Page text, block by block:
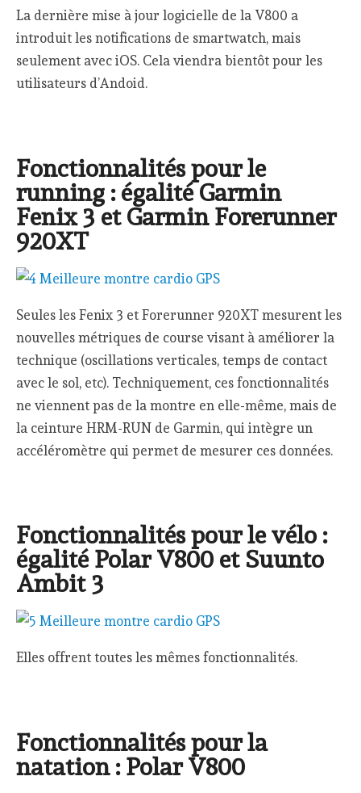
La dernière mise à jour logicielle de la V800 a
introduit les notifications de smartwatch, mais
seulement avec iOS. Cela viendra bientôt pour les
utilisateurs d’Andoid.
Fonctionnalités pour le
running : égalité Garmin
Fenix 3 et Garmin Forerunner
920XT
Seules les Fenix 3 et Forerunner 920XT mesurent les
nouvelles métriques de course visant à améliorer la
technique (oscillations verticales, temps de contact
avec le sol, etc). Techniquement, ces fonctionnalités
ne viennent pas de la montre en elle-même, mais de
la ceinture HRM-RUN de Garmin, qui intègre un
accéléromètre qui permet de mesurer ces données.
Fonctionnalités pour le vélo :
égalité Polar V800 et Suunto
Ambit 3
Elles offrent toutes les mêmes fonctionnalités.
Fonctionnalités pour la
natation : Polar V800